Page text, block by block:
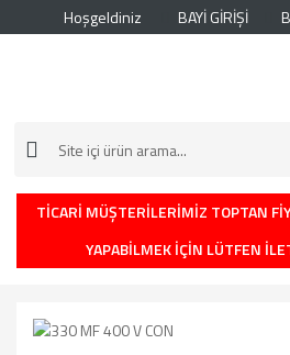
Hoşgeldiniz BAYİ GİRİŞİ
TİCARİ MÜŞTERİLERİMİZ TOPTAN
YAPABİLMEK İÇİN LÜTFEN